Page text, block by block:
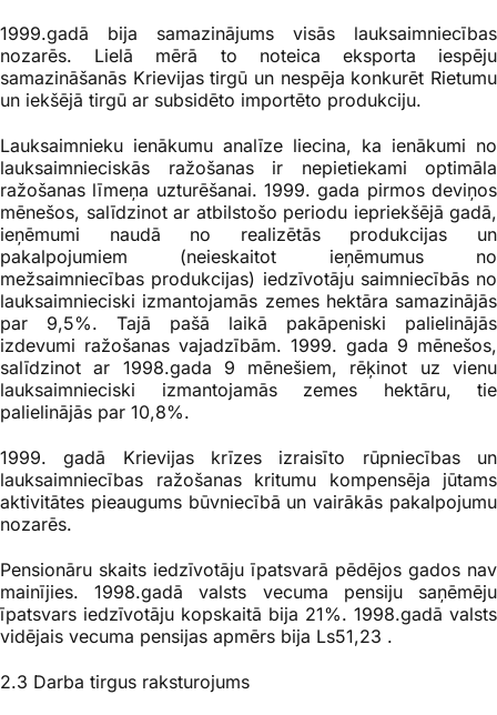
1999.gadā bija samazinājums visās lauksaimniecības
nozarēs. Lielā mērā to noteica eksporta iespēju
samazināšanās Krievijas tirgū un nespēja konkurēt Rietumu
un iekšējā tirgū ar subsidēto importēto produkciju.
Lauksaimnieku ienākumu analīze liecina, ka ienākumi no
lauksaimnieciskās ražošanas ir nepietiekami optimāla
ražošanas līmeņa uzturēšanai. 1999. gada pirmos deviņos
mēnešos, salīdzinot ar atbilstošo periodu iepriekšējā gadā,
ieņēmumi naudā no realizētās produkcijas un
pakalpojumiem (neieskaitot ieņēmumus no
mežsaimniecības produkcijas) iedzīvotāju saimniecībās no
lauksaimnieciski izmantojamās zemes hektāra samazinājās
par 9,5%. Tajā pašā laikā pakāpeniski palielinājās
izdevumi ražošanas vajadzībām. 1999. gada 9 mēnešos,
salīdzinot ar 1998.gada 9 mēnešiem, rēķinot uz vienu
lauksaimnieciski izmantojamās zemes hektāru, tie
palielinājās par 10,8%.
1999. gadā Krievijas krīzes izraisīto rūpniecības un
lauksaimniecības ražošanas kritumu kompensēja jūtams
aktivitātes pieaugums būvniecībā un vairākās pakalpojumu
nozarēs.
Pensionāru skaits iedzīvotāju īpatsvarā pēdējos gados nav
mainījies. 1998.gadā valsts vecuma pensiju saņēmēju
īpatsvars iedzīvotāju kopskaitā bija 21%. 1998.gadā valsts
vidējais vecuma pensijas apmērs bija Ls51,23 .
2.3 Darba tirgus raksturojums